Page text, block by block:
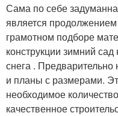
Сама по себе
является
грамотном подборе
конструкции зимний
снега . Предварительно
и планы с размерами.
необходимое
качественное